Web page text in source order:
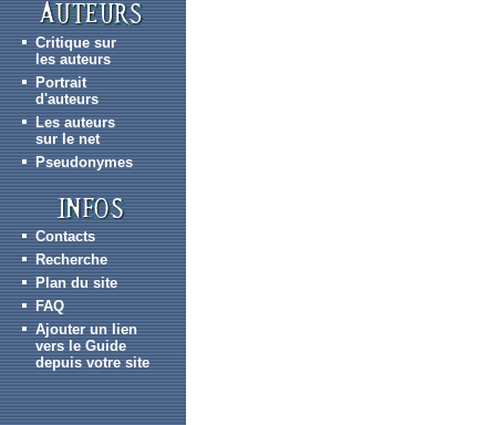
Critique sur
les auteurs
Portrait
d'auteurs
Les auteurs
sur le net
Pseudonymes
Contacts
Recherche
Plan du site
FAQ
Ajouter un lien
vers le Guide
depuis votre site